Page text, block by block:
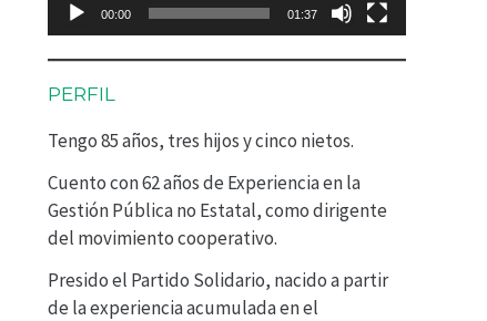
d
t
o
e
00:00 01:37
PERFIL
Tengo 85 años, tres hijos y cinco nietos.
Cuento con 62 años de Experiencia en la
Gestión Pública no Estatal, como dirigente
del movimiento cooperativo.
Presido el Partido Solidario, nacido a partir
de la experiencia acumulada en el